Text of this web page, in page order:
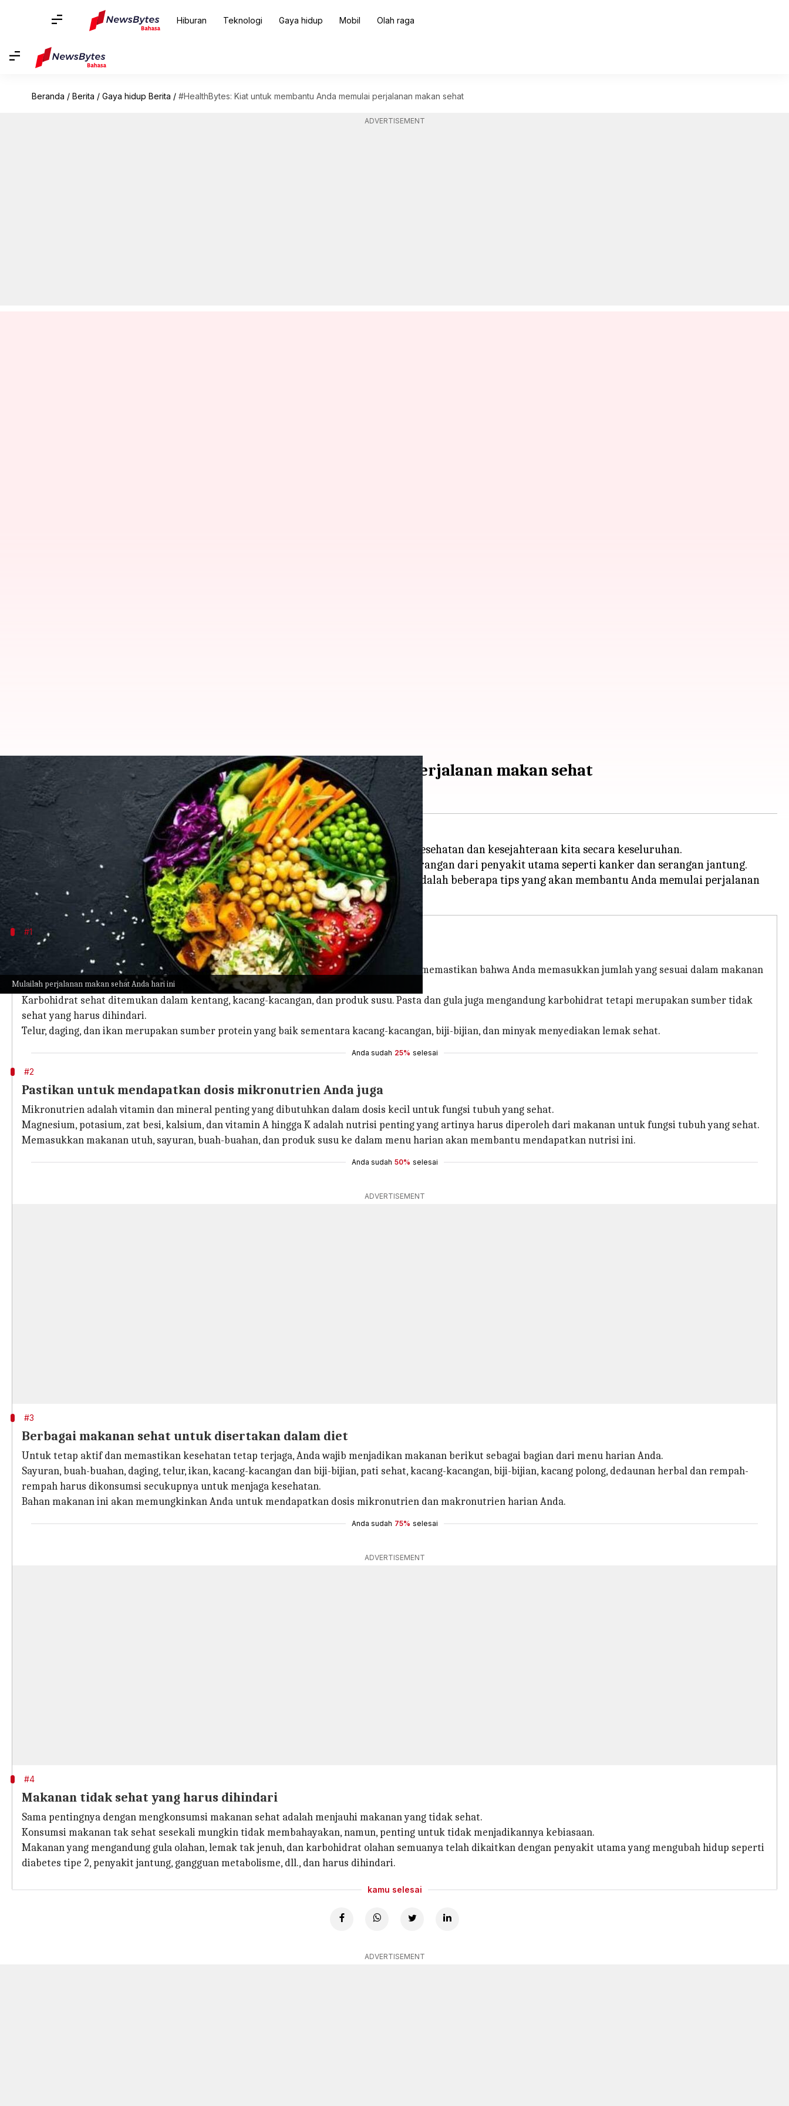
Hiburan Teknologi Gaya hidup Mobil Olah raga
Beranda / Berita / Gaya hidup Berita / #HealthBytes: Kiat untuk membantu Anda memulai perjalanan makan sehat
ADVERTISEMENT
Mulailah perjalanan makan sehat Anda hari ini
#HealthBytes: Kiat untuk membantu Anda memulai perjalanan makan sehat
menulis Handoko Mar 17, 2023 12:40 pm
Apa ceritanya
Makanan yang kita masukkan ke dalam tubuh kita memiliki dampak besar pada kesehatan dan kesejahteraan kita secara keseluruhan.
Asupan makanan yang sehat juga dikaitkan dengan pengurangan kemungkinan serangan dari penyakit utama seperti kanker dan serangan jantung.
Jika Anda seorang pemula yang bertanya-tanya bagaimana memulainya, berikut adalah beberapa tips yang akan membantu Anda memulai perjalanan
#1
Konsumsi dari ketiga makronutrien secara seimbang dan sehat
Memahami makronutrien, lemak, protein, dan karbohidrat Anda, sangat penting untuk memastikan bahwa Anda memasukkan jumlah yang sesuai dalam makanan
Anda.
Karbohidrat sehat ditemukan dalam kentang, kacang-kacangan, dan produk susu. Pasta dan gula juga mengandung karbohidrat tetapi merupakan sumber tidak
sehat yang harus dihindari.
Telur, daging, dan ikan merupakan sumber protein yang baik sementara kacang-kacangan, biji-bijian, dan minyak menyediakan lemak sehat.
Anda sudah 25% selesai
#2
Pastikan untuk mendapatkan dosis mikronutrien Anda juga
Mikronutrien adalah vitamin dan mineral penting yang dibutuhkan dalam dosis kecil untuk fungsi tubuh yang sehat.
Magnesium, potasium, zat besi, kalsium, dan vitamin A hingga K adalah nutrisi penting yang artinya harus diperoleh dari makanan untuk fungsi tubuh yang sehat.
Memasukkan makanan utuh, sayuran, buah-buahan, dan produk susu ke dalam menu harian akan membantu mendapatkan nutrisi ini.
Anda sudah 50% selesai
ADVERTISEMENT
#3
Berbagai makanan sehat untuk disertakan dalam diet
Untuk tetap aktif dan memastikan kesehatan tetap terjaga, Anda wajib menjadikan makanan berikut sebagai bagian dari menu harian Anda.
Sayuran, buah-buahan, daging, telur, ikan, kacang-kacangan dan biji-bijian, pati sehat, kacang-kacangan, biji-bijian, kacang polong, dedaunan herbal dan rempah-
rempah harus dikonsumsi secukupnya untuk menjaga kesehatan.
Bahan makanan ini akan memungkinkan Anda untuk mendapatkan dosis mikronutrien dan makronutrien harian Anda.
Anda sudah 75% selesai
ADVERTISEMENT
#4
Makanan tidak sehat yang harus dihindari
Sama pentingnya dengan mengkonsumsi makanan sehat adalah menjauhi makanan yang tidak sehat.
Konsumsi makanan tak sehat sesekali mungkin tidak membahayakan, namun, penting untuk tidak menjadikannya kebiasaan.
Makanan yang mengandung gula olahan, lemak tak jenuh, dan karbohidrat olahan semuanya telah dikaitkan dengan penyakit utama yang mengubah hidup seperti
diabetes tipe 2, penyakit jantung, gangguan metabolisme, dll., dan harus dihindari.
kamu selesai
ADVERTISEMENT